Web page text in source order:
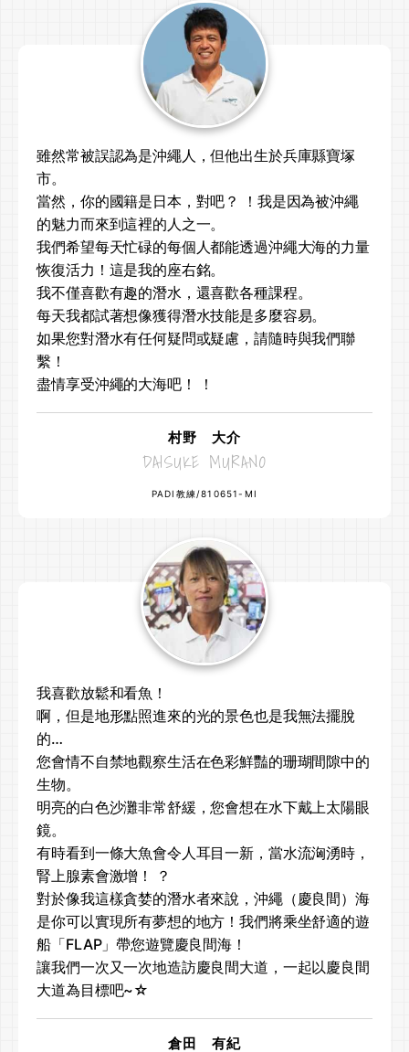
雖然常被誤認為是沖繩人，但他出生於兵庫縣寶塚
市。
當然，你的國籍是日本，對吧？ ！我是因為被沖繩
的魅力而來到這裡的人之一。
我們希望每天忙碌的每個人都能透過沖繩大海的力量
恢復活力！這是我的座右銘。
我不僅喜歡有趣的潛水，還喜歡各種課程。
每天我都試著想像獲得潛水技能是多麼容易。
如果您對潛水有任何疑問或疑慮，請隨時與我們聯
繫！
盡情享受沖繩的大海吧！ ！
村野 大介
DAISUKE MURANO
PADI教練/810651-MI
我喜歡放鬆和看魚！
啊，但是地形點照進來的光的景色也是我無法擺脫
的…
您會情不自禁地觀察生活在色彩鮮豔的珊瑚間隙中的
生物。
明亮的白色沙灘非常舒緩，您會想在水下戴上太陽眼
鏡。
有時看到一條大魚會令人耳目一新，當水流洶湧時，
腎上腺素會激增！ ？
對於像我這樣貪婪的潛水者來說，沖繩（慶良間）海
是你可以實現所有夢想的地方！我們將乘坐舒適的遊
船「FLAP」帶您遊覽慶良間海！
讓我們一次又一次地造訪慶良間大道，一起以慶良間
大道為目標吧~☆
倉田 有紀